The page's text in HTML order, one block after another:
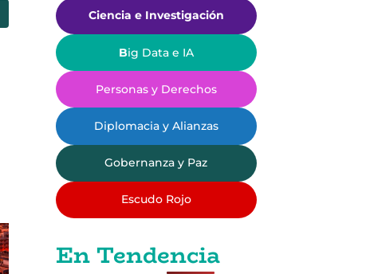
Ciencia e Investigación
Big Data e IA
Personas y Derechos
Diplomacia y Alianzas
Gobernanza y Paz
Escudo Rojo
En Tendencia